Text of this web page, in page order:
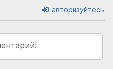
авторизуйтесь